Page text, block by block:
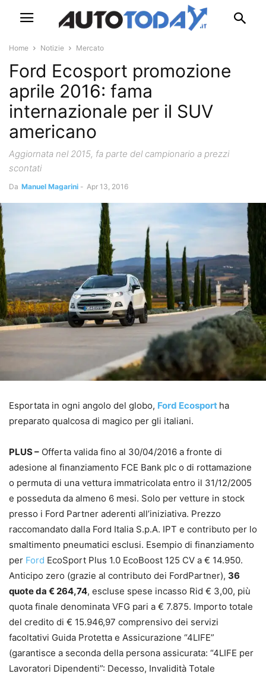
Home Notizie Mercato
Ford Ecosport promozione
aprile 2016: fama
internazionale per il SUV
americano
Aggiornata nel 2015, fa parte del campionario a prezzi
scontati
Da Manuel Magarini - Apr 13, 2016
Esportata in ogni angolo del globo, Ford Ecosport ha
preparato qualcosa di magico per gli italiani.
PLUS – Offerta valida fino al 30/04/2016 a fronte di
adesione al finanziamento FCE Bank plc o di rottamazione
o permuta di una vettura immatricolata entro il 31/12/2005
e posseduta da almeno 6 mesi. Solo per vetture in stock
presso i Ford Partner aderenti all’iniziativa. Prezzo
raccomandato dalla Ford Italia S.p.A. IPT e contributo per lo
smaltimento pneumatici esclusi. Esempio di finanziamento
per Ford EcoSport Plus 1.0 EcoBoost 125 CV a € 14.950.
Anticipo zero (grazie al contributo dei FordPartner), 36
quote da € 264,74, escluse spese incasso Rid € 3,00, più
quota finale denominata VFG pari a € 7.875. Importo totale
del credito di € 15.946,97 comprensivo dei servizi
facoltativi Guida Protetta e Assicurazione “4LIFE”
(garantisce a seconda della persona assicurata: “4LIFE per
Lavoratori Dipendenti”: Decesso, Invalidità Totale